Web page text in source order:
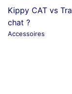
Kippy CAT vs
chat ?
Accessoires